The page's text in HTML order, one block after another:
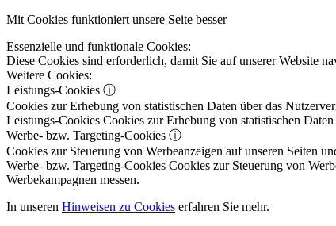
Mit Cookies funktioniert unsere Seite besser
Essenzielle und funktionale Cookies:
Diese Cookies sind erforderlich, damit Sie auf unserer Website
Weitere Cookies:
Leistungs-Cookies ⓘ
Cookies zur Erhebung von statistischen Daten über das
Leistungs-Cookies Cookies zur Erhebung von statistischen
Werbe- bzw. Targeting-Cookies ⓘ
Cookies zur Steuerung von Werbeanzeigen auf unseren Seiten
Werbe- bzw. Targeting-Cookies Cookies zur Steuerung von
Werbekampagnen messen.
In unseren Hinweisen zu Cookies erfahren Sie mehr.